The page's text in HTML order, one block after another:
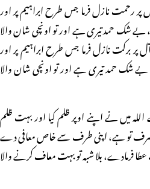
پر رحمت نازل فرما جس طرح ابراہیم پر اور
بے شک حمد تیری ہے اور تو اونچی شان والا
برکت نازل فرما جس طرح ابراہیم پر اور
بے شک حمد تیری ہے اور تو اونچی شان والا
میں نے اپنے اوپر ظلم کیا اور بہت ظلم
صرف تو ہے، اپنی طرف سے خاص معافی دے
فرمادے، بلا شبہ تو بہت معاف کرنے والا